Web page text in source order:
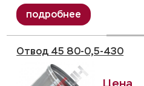
Отвод 45 80-0,5-430